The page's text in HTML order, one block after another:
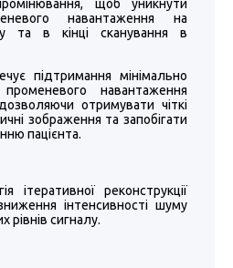
щоб уникнути
навантаження на
та в кінці сканування в
підтримання мінімально
навантаження
отримувати чіткі
зображення та запобігати
пацієнта.
ітеративної реконструкції
інтенсивності шуму
рівнів сигналу.